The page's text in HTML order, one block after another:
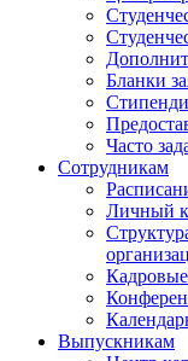
Бланки
Часто
Сотрудникам
Личный
Выпускникам